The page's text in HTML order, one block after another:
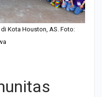
Kota Houston, AS. Foto: